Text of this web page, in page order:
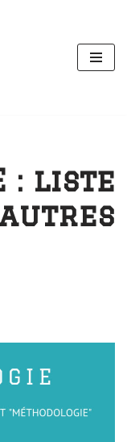
: liste